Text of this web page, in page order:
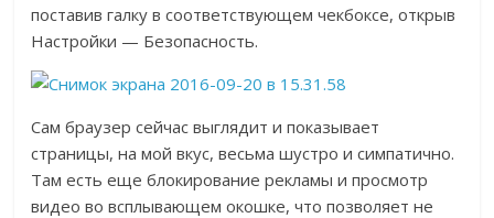
поставив галку в соответствующем чекбоксе, открыв
Настройки — Безопасность.
Сам браузер сейчас выглядит и показывает
страницы, на мой вкус, весьма шустро и симпатично.
Там есть еще блокирование рекламы и просмотр
видео во всплывающем окошке, что позволяет не